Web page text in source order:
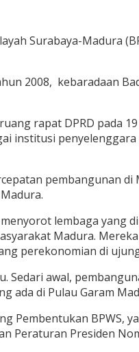
Surabaya-Madura
2008, kebaradaan
rapat DPRD pada
institusi
pembangunan di
lembaga yang
Madura.
perekonomian di
awal,
ada di Pulau Garam
Pembentukan BPWS,
Peraturan Presiden